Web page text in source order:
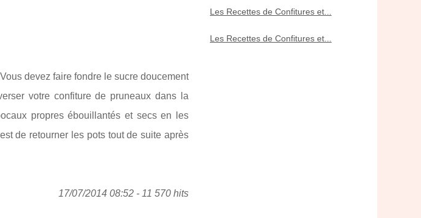
devez faire fondre le sucre doucement
votre confiture de pruneaux dans la
propres ébouillantés et secs en les
de retourner les pots tout de suite après
17/07/2014 08:52 - 11 570 hits
Les Recettes de Confitures et...
Les Recettes de Confitures et...